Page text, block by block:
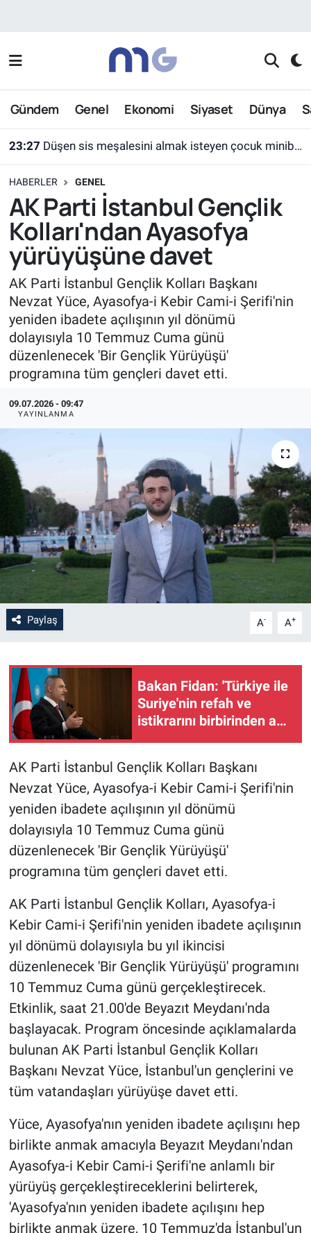
Gündem Genel Ekonomi Siyaset Dünya
23:27 Düşen sis meşalesini almak isteyen çocuk minibüsün altında kaldı
HABERLER GENEL
AK Parti İstanbul Gençlik
Kolları'ndan Ayasofya
yürüyüşüne davet
AK Parti İstanbul Gençlik Kolları Başkanı
Nevzat Yüce, Ayasofya-i Kebir Cami-i Şerifi'nin
yeniden ibadete açılışının yıl dönümü
dolayısıyla 10 Temmuz Cuma günü
düzenlenecek 'Bir Gençlik Yürüyüşü'
programına tüm gençleri davet etti.
09.07.2026 - 09:47
YAYINLANMA
Paylaş A- A+
Bakan Fidan: 'Türkiye ile
Suriye'nin refah ve
istikrarını birbirinden ayrı
AK Parti İstanbul Gençlik Kolları Başkanı
Nevzat Yüce, Ayasofya-i Kebir Cami-i Şerifi'nin
yeniden ibadete açılışının yıl dönümü
dolayısıyla 10 Temmuz Cuma günü
düzenlenecek 'Bir Gençlik Yürüyüşü'
programına tüm gençleri davet etti.
AK Parti İstanbul Gençlik Kolları, Ayasofya-i
Kebir Cami-i Şerifi'nin yeniden ibadete açılışının
yıl dönümü dolayısıyla bu yıl ikincisi
düzenlenecek 'Bir Gençlik Yürüyüşü' programını
10 Temmuz Cuma günü gerçekleştirecek.
Etkinlik, saat 21.00'de Beyazıt Meydanı'nda
başlayacak. Program öncesinde açıklamalarda
bulunan AK Parti İstanbul Gençlik Kolları
Başkanı Nevzat Yüce, İstanbul'un gençlerini ve
tüm vatandaşları yürüyüşe davet etti.
Yüce, Ayasofya'nın yeniden ibadete açılışını hep
birlikte anmak amacıyla Beyazıt Meydanı'ndan
Ayasofya-i Kebir Cami-i Şerifi'ne anlamlı bir
yürüyüş gerçekleştireceklerini belirterek,
'Ayasofya'nın yeniden ibadete açılışını hep
birlikte anmak üzere, 10 Temmuz'da İstanbul'un
Nöbetçi Eczaneler
Hava Durumu
Süper Lig Puan Durumu ve Fikstür
Tüm Manşetler
Son Dakika Haberleri
Haber Arşivi